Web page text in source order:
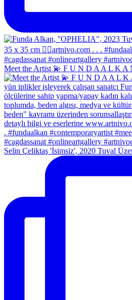
Meet the Artist 💫 F U N D A A L K A
Selin Çeliktaş 'İsimsiz', 2020 Tuval